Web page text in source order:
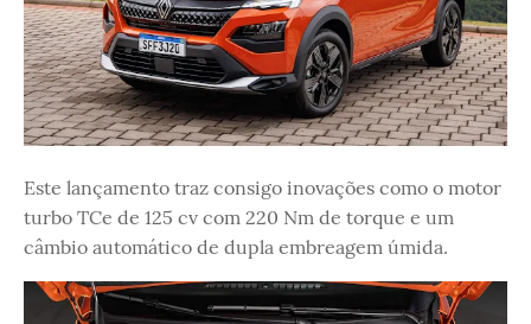
Este lançamento traz consigo inovações como o motor
turbo TCe de 125 cv com 220 Nm de torque e um
câmbio automático de dupla embreagem úmida.